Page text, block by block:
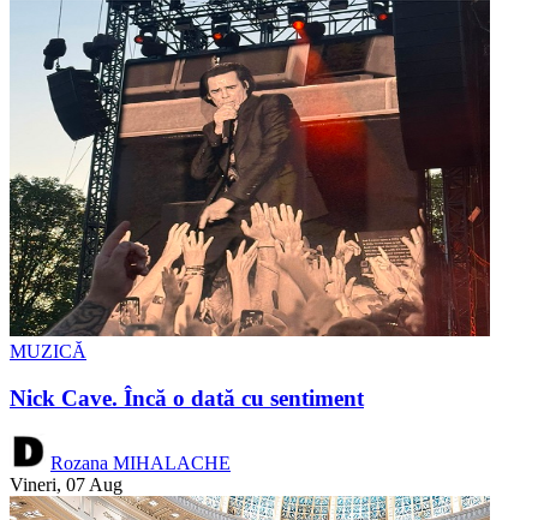
MUZICĂ
Nick Cave. Încă o dată cu sentiment
Rozana MIHALACHE
Vineri, 07 Aug